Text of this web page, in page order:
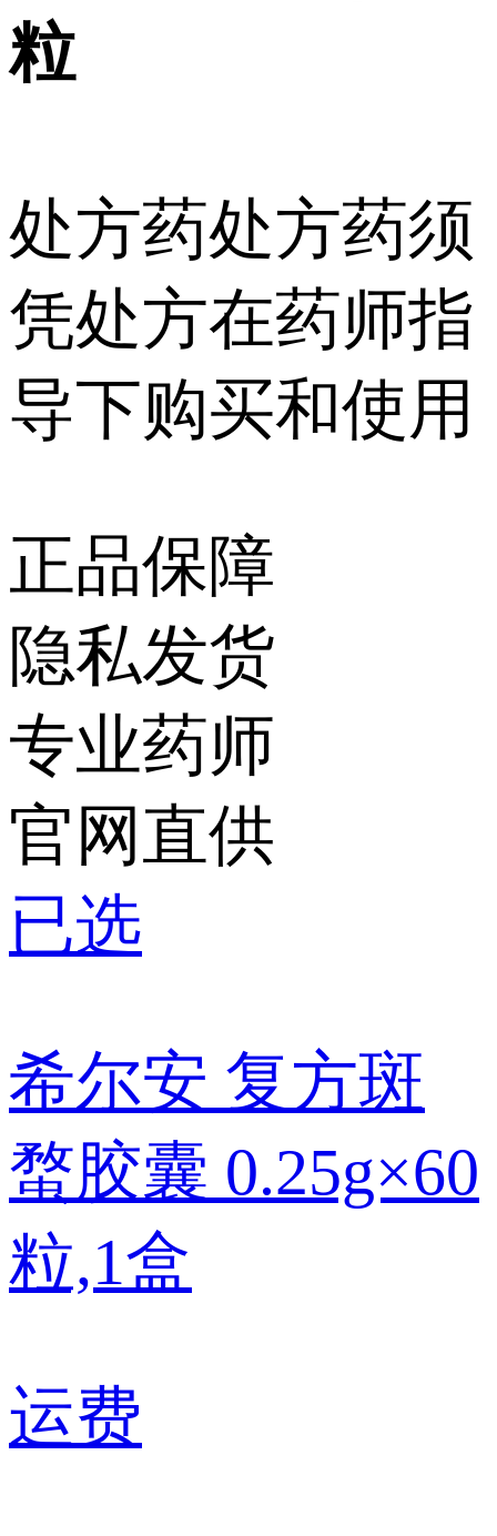
粒
处方药处方药须
凭处方在药师指
导下购买和使用
正品保障
隐私发货
专业药师
官网直供
已选
希尔安 复方斑
蝥胶囊 0.25g×60
粒,1盒
运费